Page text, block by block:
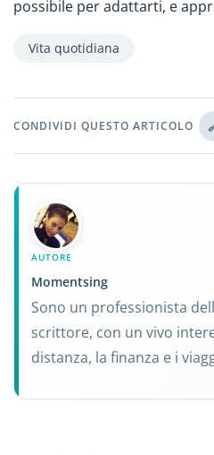
possibile per adattarti, e
Vita quotidiana
CONDIVIDI QUESTO ARTICOLO
AUTORE
Momentsing
Sono un professionista
scrittore, con un vivo
distanza, la finanza e i